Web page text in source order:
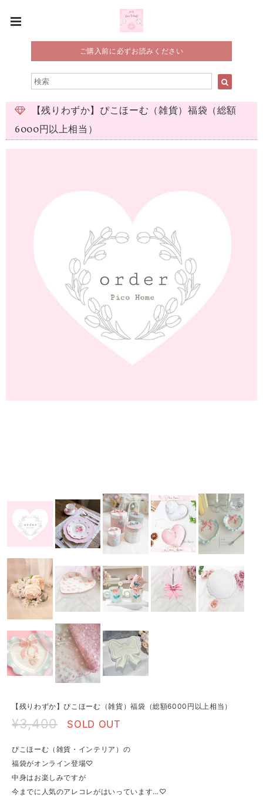
ご購入前に必ずお読みください
【残りわずか】ぴこほーむ（雑貨）福袋（総額
6000円以上相当）
【残りわずか】ぴこほーむ（雑貨）福袋（総額6000円以上相当）
¥3,400 SOLD OUT
ぴこほーむ（雑貨・インテリア）の
福袋がオンライン登場♡
中身はお楽しみですが
今までに人気のアレコレがはいっています…♡